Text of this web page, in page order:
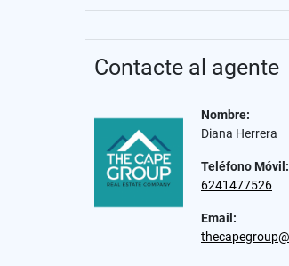
Contacte al agente
Nombre:
Diana Herrera
Teléfono Móvil:
6241477526
Email: